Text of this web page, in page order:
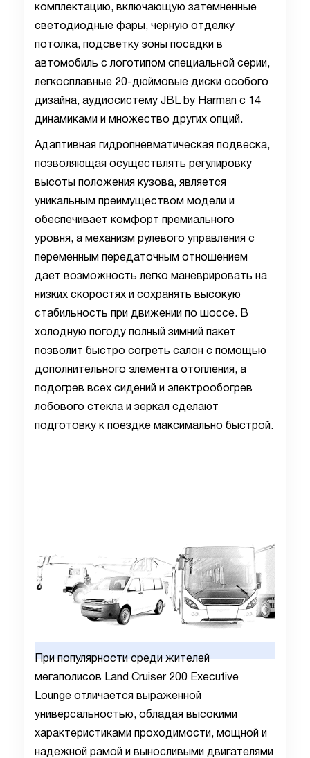
комплектацию, включающую затемненные
светодиодные фары, черную отделку
потолка, подсветку зоны посадки в
автомобиль с логотипом специальной серии,
легкосплавные 20-дюймовые диски особого
дизайна, аудиосистему JBL by Harman c 14
динамиками и множество других опций.
Адаптивная гидропневматическая подвеска,
позволяющая осуществлять регулировку
высоты положения кузова, является
уникальным преимуществом модели и
обеспечивает комфорт премиального
уровня, а механизм рулевого управления с
переменным передаточным отношением
дает возможность легко маневрировать на
низких скоростях и сохранять высокую
стабильность при движении по шоссе. В
холодную погоду полный зимний пакет
позволит быстро согреть салон с помощью
дополнительного элемента отопления, а
подогрев всех сидений и электрообогрев
лобового стекла и зеркал сделают
подготовку к поездке максимально быстрой.
При популярности среди жителей
мегаполисов Land Cruiser 200 Executive
Lounge отличается выраженной
универсальностью, обладая высокими
характеристиками проходимости, мощной и
надежной рамой и выносливыми двигателями